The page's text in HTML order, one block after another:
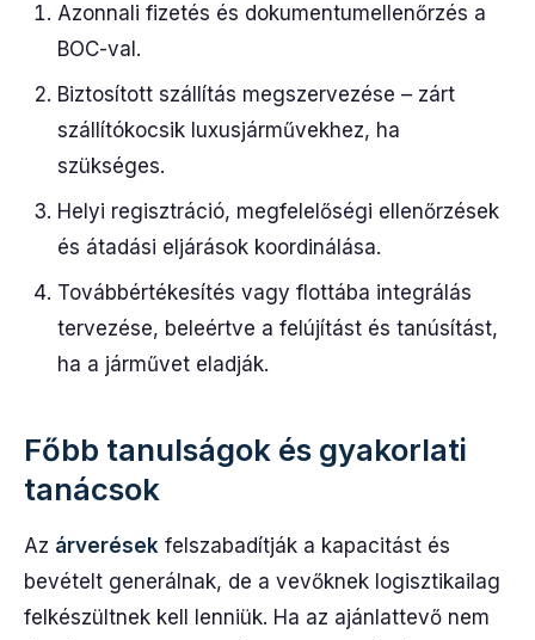
Azonnali fizetés és dokumentumellenőrzés a
BOC-val.
Biztosított szállítás megszervezése – zárt
szállítókocsik luxusjárművekhez, ha
szükséges.
Helyi regisztráció, megfelelőségi ellenőrzések
és átadási eljárások koordinálása.
Továbbértékesítés vagy flottába integrálás
tervezése, beleértve a felújítást és tanúsítást,
ha a járművet eladják.
Főbb tanulságok és gyakorlati
tanácsok
Az árverések felszabadítják a kapacitást és
bevételt generálnak, de a vevőknek logisztikailag
felkészültnek kell lenniük. Ha az ajánlattevő nem